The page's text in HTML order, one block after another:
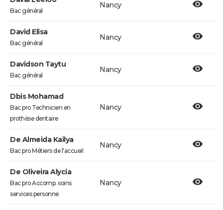
Bac général
Nancy
David Elisa
Bac général
Nancy
Davidson Taytu
Bac général
Nancy
Dbis Mohamad
Bac pro Technicien en
prothèse dentaire
Nancy
De Almeida Kailya
Bac pro Métiers de l'accueil
Nancy
De Oliveira Alycia
Bac pro Accomp. soins
services personne
Nancy